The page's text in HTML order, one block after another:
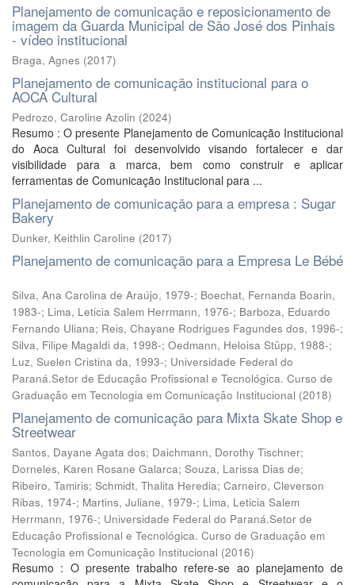
Planejamento de comunicação e reposicionamento de
imagem da Guarda Municipal de São José dos Pinhais
- vídeo institucional
Braga, Agnes (2017)
Planejamento de comunicação institucional para o
AOCA Cultural
Pedrozo, Caroline Azolin (2024)
Resumo : O presente Planejamento de Comunicação Institucional
do Aoca Cultural foi desenvolvido visando fortalecer e dar
visibilidade para a marca, bem como construir e aplicar
ferramentas de Comunicação Institucional para ...
Planejamento de comunicação para a empresa : Sugar
Bakery
Dunker, Keithlin Caroline (2017)
Planejamento de comunicação para a Empresa Le Bébé
Silva, Ana Carolina de Araújo, 1979-; Boechat, Fernanda Boarin,
1983-; Lima, Leticia Salem Herrmann, 1976-; Barboza, Eduardo
Fernando Uliana; Reis, Chayane Rodrigues Fagundes dos, 1996-;
Silva, Filipe Magaldi da, 1998-; Oedmann, Heloisa Stüpp, 1988-;
Luz, Suelen Cristina da, 1993-; Universidade Federal do
Paraná.Setor de Educação Profissional e Tecnológica. Curso de
Graduação em Tecnologia em Comunicação Institucional (2018)
Planejamento de comunicação para Mixta Skate Shop e
Streetwear
Santos, Dayane Agata dos; Daichmann, Dorothy Tischner;
Dorneles, Karen Rosane Galarca; Souza, Larissa Dias de;
Ribeiro, Tamiris; Schmidt, Thalita Heredia; Carneiro, Cleverson
Ribas, 1974-; Martins, Juliane, 1979-; Lima, Leticia Salem
Herrmann, 1976-; Universidade Federal do Paraná.Setor de
Educação Profissional e Tecnológica. Curso de Graduação em
Tecnologia em Comunicação Institucional (2016)
Resumo : O presente trabalho refere-se ao planejamento de